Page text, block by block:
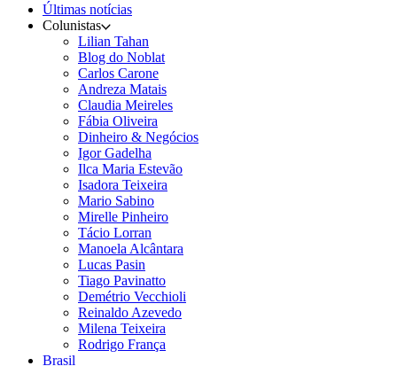
Últimas notícias
Colunistas
Lilian Tahan
Blog do Noblat
Carlos Carone
Andreza Matais
Claudia Meireles
Fábia Oliveira
Dinheiro & Negócios
Igor Gadelha
Ilca Maria Estevão
Isadora Teixeira
Mario Sabino
Mirelle Pinheiro
Tácio Lorran
Manoela Alcântara
Lucas Pasin
Tiago Pavinatto
Demétrio Vecchioli
Reinaldo Azevedo
Milena Teixeira
Rodrigo França
Brasil